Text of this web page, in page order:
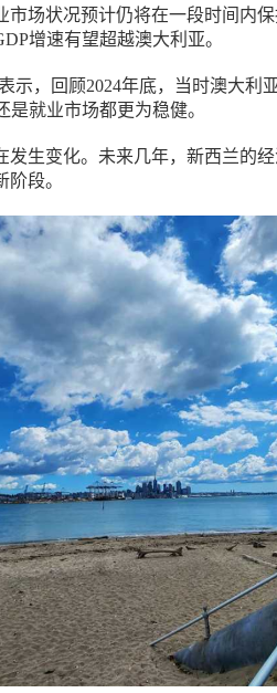
市场状况预计仍将在一段时间内保
增速有望超越澳大利亚。
示，回顾2024年底，当时澳大利
是就业市场都更为稳健。
发生变化。未来几年，新西兰的
段。